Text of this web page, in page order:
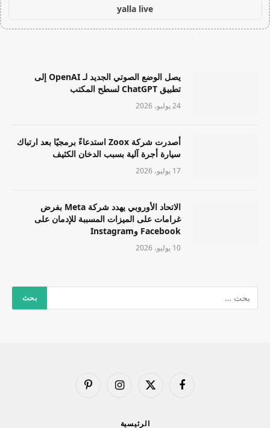
yalla live
يصل الوضع الصوتي الجديد لـ OpenAI إلى
تطبيق ChatGPT لسطح المكتب
24 يوليو، 2026
أصدرت شركة Zoox استدعاءً برمجيًا بعد ارتباك
سيارة أجرة آلية بسبب الدخان الكثيف
17 يوليو، 2026
الاتحاد الأوروبي يهدد شركة Meta بفرض
غرامات على الميزات المسببة للإدمان على
Facebook وInstagram
10 يوليو، 2026
فيسبوك
X
الانستغرامبينتيريست
الرئيسية